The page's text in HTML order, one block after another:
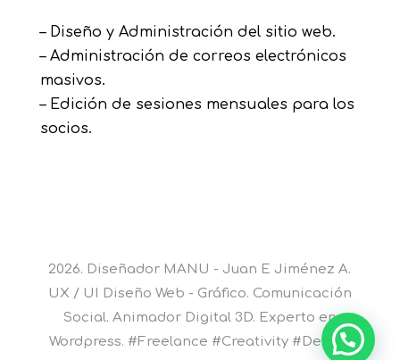
– Diseño y Administración del sitio web.
– Administración de correos electrónicos
masivos.
– Edición de sesiones mensuales para los
socios.
2026. Diseñador MANU - Juan E Jiménez A.
UX / UI Diseño Web - Gráfico. Comunicación
Social. Animador Digital 3D. Experto en
Wordpress. #Freelance #Creativity #Design